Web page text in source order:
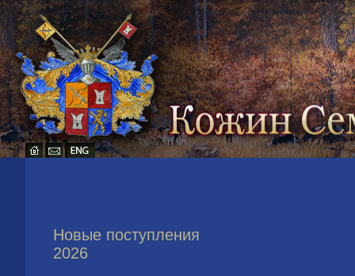
Новые поступления
2026